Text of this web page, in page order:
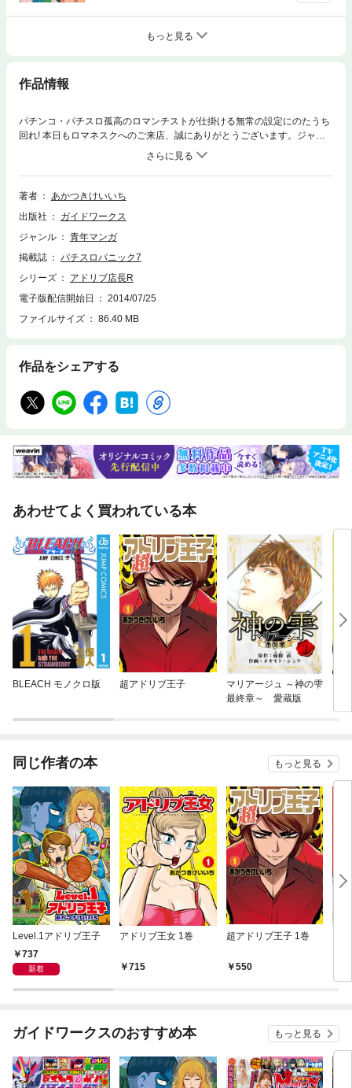
もっと見る
作品情報
パチンコ・パチスロ孤高のロマンチストが仕掛ける無常の設定にのたうち
回れ! 本日もロマネスクへのご来店、誠にありがとうございます。ジャン
ジャンバリバリ出すも落々涙々とハマるも…全てお客様の腕次第ですが
著者
あかつきけいいち
出版社
ガイドワークス
ジャンル
青年マンガ
掲載誌
パチスロパニック7
シリーズ
アドリブ店長R
電子版配信開始日
2014/07/25
ファイルサイズ
86.40 MB
作品をシェアする
あわせてよく買われている本
BLEACH モノクロ版 超アドリブ王子
マリアージュ ～神の雫
最終章～ 愛蔵版
同じ作者の本 もっと見る
Level.1アドリブ王子
737
新着
アドリブ王女 1巻
715
超アドリブ王子 1巻
550
ガイドワークスのおすすめ本 もっと見る